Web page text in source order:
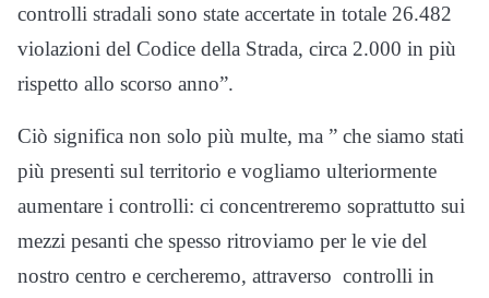
controlli stradali sono state accertate in totale 26.482
violazioni del Codice della Strada, circa 2.000 in più
rispetto allo scorso anno”.
Ciò significa non solo più multe, ma ” che siamo stati
più presenti sul territorio e vogliamo ulteriormente
aumentare i controlli: ci concentreremo soprattutto sui
mezzi pesanti che spesso ritroviamo per le vie del
nostro centro e cercheremo, attraverso controlli in